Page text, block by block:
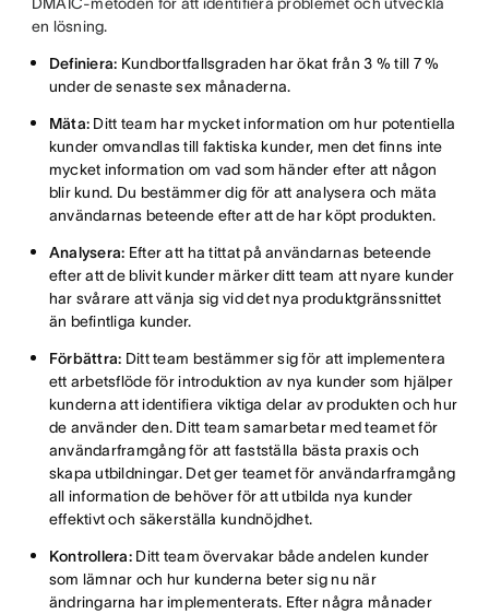
en lösning.
Definiera: Kundbortfallsgraden har ökat från 3 % till 7 %
under de senaste sex månaderna.
Mäta: Ditt team har mycket information om hur potentiella
kunder omvandlas till faktiska kunder, men det finns inte
mycket information om vad som händer efter att någon
blir kund. Du bestämmer dig för att analysera och mäta
användarnas beteende efter att de har köpt produkten.
Analysera: Efter att ha tittat på användarnas beteende
efter att de blivit kunder märker ditt team att nyare kunder
har svårare att vänja sig vid det nya produktgränssnittet
än befintliga kunder.
Förbättra: Ditt team bestämmer sig för att implementera
ett arbetsflöde för introduktion av nya kunder som hjälper
kunderna att identifiera viktiga delar av produkten och hur
de använder den. Ditt team samarbetar med teamet för
användarframgång för att fastställa bästa praxis och
skapa utbildningar. Det ger teamet för användarframgång
all information de behöver för att utbilda nya kunder
effektivt och säkerställa kundnöjdhet.
Kontrollera: Ditt team övervakar både andelen kunder
som lämnar och hur kunderna beter sig nu när
ändringarna har implementerats. Efter några månader